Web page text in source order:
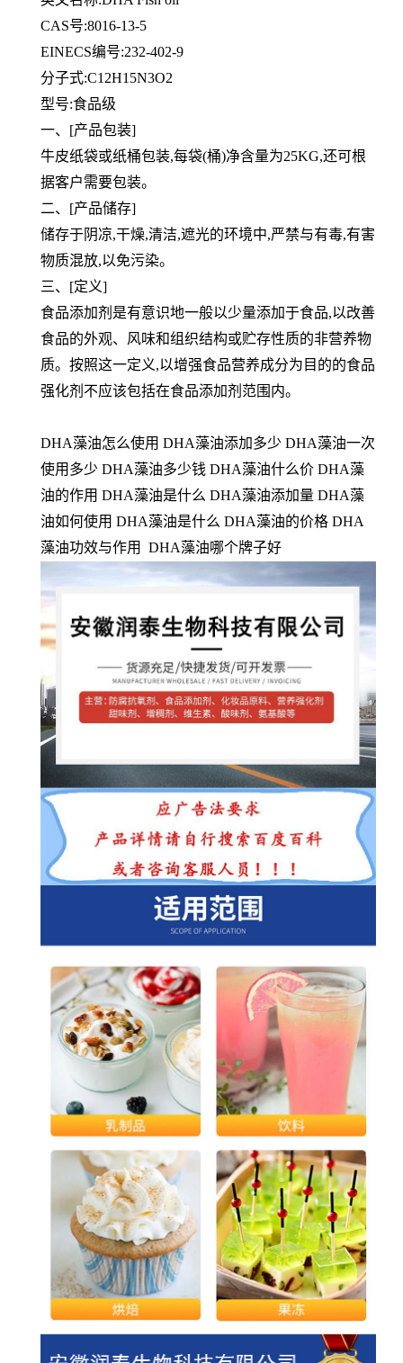
CAS号:8016-13-5
EINECS编号:232-402-9
分子式:C12H15N3O2
型号:食品级
一、[产品包装]
牛皮纸袋或纸桶包装,每袋(桶)净含量为25KG,还可根
据客户需要包装。
二、[产品储存]
储存于阴凉,干燥,清洁,遮光的环境中,严禁与有毒,有害
物质混放,以免污染。
三、[定义]
食品添加剂是有意识地一般以少量添加于食品,以改善
食品的外观、风味和组织结构或贮存性质的非营养物
质。按照这一定义,以增强食品营养成分为目的的食品
强化剂不应该包括在食品添加剂范围内。
DHA藻油怎么使用 DHA藻油添加多少 DHA藻油一次
使用多少 DHA藻油多少钱 DHA藻油什么价 DHA藻
油的作用 DHA藻油是什么 DHA藻油添加量 DHA藻
油如何使用 DHA藻油是什么 DHA藻油的价格 DHA
藻油功效与作用 DHA藻油哪个牌子好